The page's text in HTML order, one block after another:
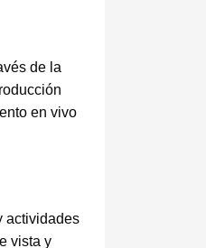
de la
en vivo
actividades
vista y